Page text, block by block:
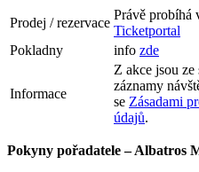
Prodej / rezervace
Právě probíhá
Ticketportal
Pokladny
info zde
Informace
Z akce jsou
záznamy
se Zásadami
údajů.
Pokyny pořadatele – Albatros